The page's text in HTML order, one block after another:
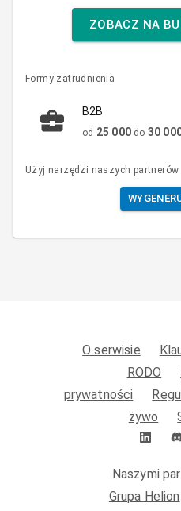
ZOBACZ NA
Formy zatrudnienia
B2B
od 25 000 do 30
Użyj narzędzi naszych partnerów
O serwisie
RODO
prywatności
żywo
Naszymi
Grupa Helion